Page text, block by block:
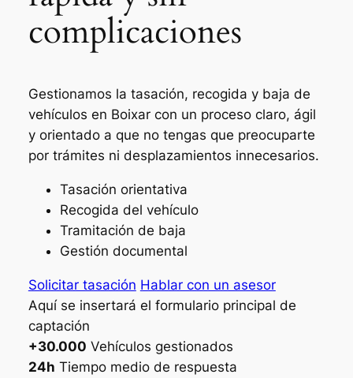
complicaciones
Gestionamos la tasación, recogida y baja de
vehículos en Boixar con un proceso claro, ágil
y orientado a que no tengas que preocuparte
por trámites ni desplazamientos innecesarios.
Tasación orientativa
Recogida del vehículo
Tramitación de baja
Gestión documental
Solicitar tasación Hablar con un asesor
Aquí se insertará el formulario principal de
captación
+30.000 Vehículos gestionados
24h Tiempo medio de respuesta